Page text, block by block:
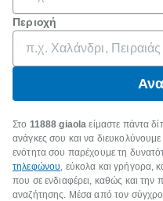
Περιοχή
Στο 11888 giaola είμαστε πάντα
ανάγκες σου και να
ενότητα σου παρέχουμε τη
τηλεφώνου, εύκολα και γρήγορα,
που σε ενδιαφέρει, καθώς και την
αναζήτησης. Μέσα από τον